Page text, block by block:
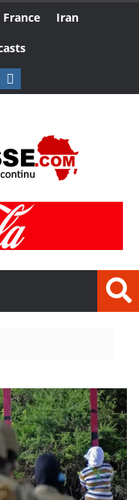
France
Iran
Guinée
Bénin :